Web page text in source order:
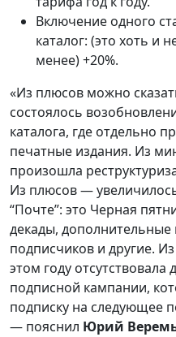
Включение одного
каталог: (это хоть и
менее) +20%.
«Из плюсов можно
состоялось
каталога, где отдельно
печатные издания. Из
произошла
Из плюсов —
“Почте”: это Черная
декады,
подписчиков и другие.
этом году отсутствовала
подписной кампании,
подписку на следующее
— пояснил Юрий